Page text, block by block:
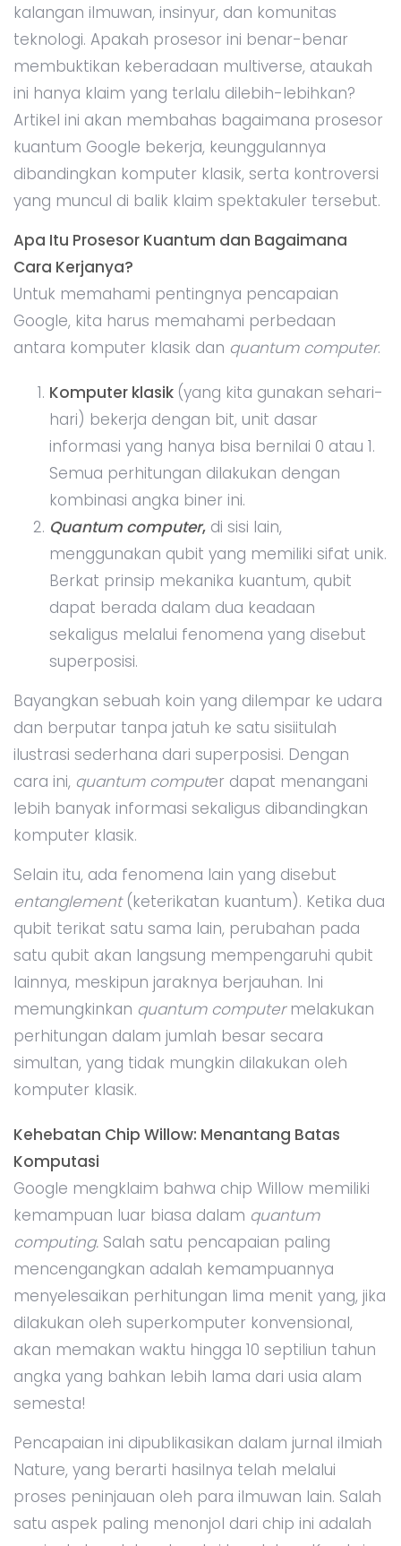
kalangan ilmuwan, insinyur, dan komunitas
teknologi. Apakah prosesor ini benar-benar
membuktikan keberadaan multiverse, ataukah
ini hanya klaim yang terlalu dilebih-lebihkan?
Artikel ini akan membahas bagaimana prosesor
kuantum Google bekerja, keunggulannya
dibandingkan komputer klasik, serta kontroversi
yang muncul di balik klaim spektakuler tersebut.
Apa Itu Prosesor Kuantum dan Bagaimana
Cara Kerjanya?
Untuk memahami pentingnya pencapaian
Google, kita harus memahami perbedaan
antara komputer klasik dan quantum computer.
Komputer klasik (yang kita gunakan sehari-
hari) bekerja dengan bit, unit dasar
informasi yang hanya bisa bernilai 0 atau 1.
Semua perhitungan dilakukan dengan
kombinasi angka biner ini.
Quantum computer, di sisi lain,
menggunakan qubit yang memiliki sifat unik.
Berkat prinsip mekanika kuantum, qubit
dapat berada dalam dua keadaan
sekaligus melalui fenomena yang disebut
superposisi.
Bayangkan sebuah koin yang dilempar ke udara
dan berputar tanpa jatuh ke satu sisiitulah
ilustrasi sederhana dari superposisi. Dengan
cara ini, quantum computer dapat menangani
lebih banyak informasi sekaligus dibandingkan
komputer klasik.
Selain itu, ada fenomena lain yang disebut
entanglement(keterikatan kuantum). Ketika dua
qubit terikat satu sama lain, perubahan pada
satu qubit akan langsung mempengaruhi qubit
lainnya, meskipun jaraknya berjauhan. Ini
memungkinkan quantum computer melakukan
perhitungan dalam jumlah besar secara
simultan, yang tidak mungkin dilakukan oleh
komputer klasik.
Kehebatan Chip Willow: Menantang Batas
Komputasi
Google mengklaim bahwa chip Willow memiliki
kemampuan luar biasa dalam quantum
computing. Salah satu pencapaian paling
mencengangkan adalah kemampuannya
menyelesaikan perhitungan lima menit yang, jika
dilakukan oleh superkomputer konvensional,
akan memakan waktu hingga 10 septiliun tahun
angka yang bahkan lebih lama dari usia alam
semesta!
Pencapaian ini dipublikasikan dalam jurnal ilmiah
Nature, yang berarti hasilnya telah melalui
proses peninjauan oleh para ilmuwan lain. Salah
satu aspek paling menonjol dari chip ini adalah